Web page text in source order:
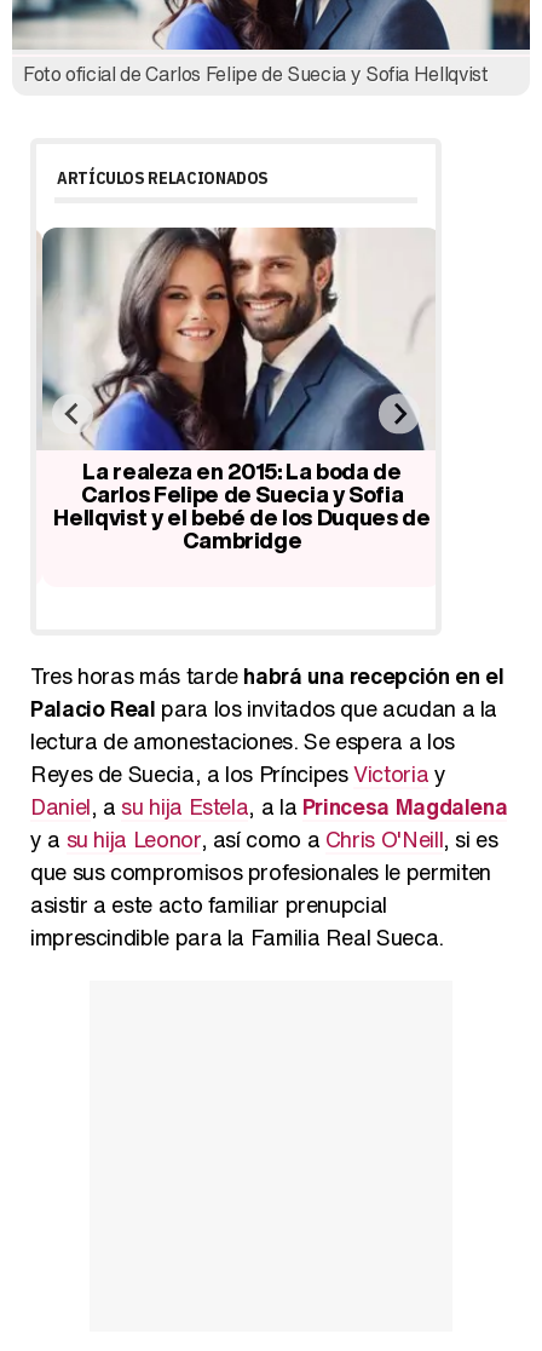
Foto oficial de Carlos Felipe de Suecia y Sofia Hellqvist
ARTÍCULOS RELACIONADOS
La realeza en 2015: La boda de
Carlos Felipe de Suecia y Sofia
Hellqvist y el bebé de los Duques de
Cambridge
Tres horas más tardehabrá una recepción en el
Palacio Real para los invitados que acudan a la
lectura de amonestaciones. Se espera a los
Reyes de Suecia, a los PríncipesVictoriay
Daniel, a su hija Estela, a la Princesa Magdalena
y a su hija Leonor, así como a Chris O'Neill, si es
que sus compromisos profesionales le permiten
asistir a este acto familiar prenupcial
imprescindible para la Familia Real Sueca.